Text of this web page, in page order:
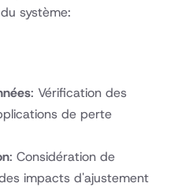
système:
: Vérification des
de perte
: Considération de
impacts d'ajustement